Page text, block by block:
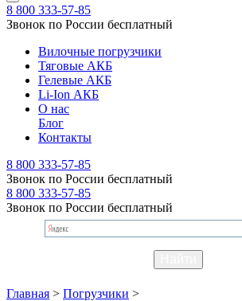
8 800 333-57-85
Звонок по России бесплатный
Вилочные погрузчики
Тяговые АКБ
Гелевые АКБ
Li-Ion АКБ
О нас
Блог
Контакты
8 800 333-57-85
Звонок по России бесплатный
8 800 333-57-85
Звонок по России бесплатный
Главная > Погрузчики >